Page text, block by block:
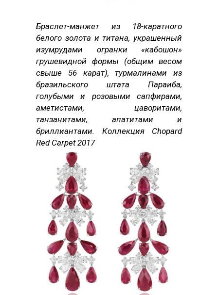
Браслет-манжет из 18-каратного
белого золота и титана, украшенный
изумрудами огранки «кабошон»
грушевидной формы (общим весом
свыше 56 карат), турмалинами из
бразильского штата Параиба,
голубыми и розовыми сапфирами,
аметистами, цаворитами,
танзанитами, апатитами и
бриллиантами. Коллекция Chopard
Red Carpet 2017